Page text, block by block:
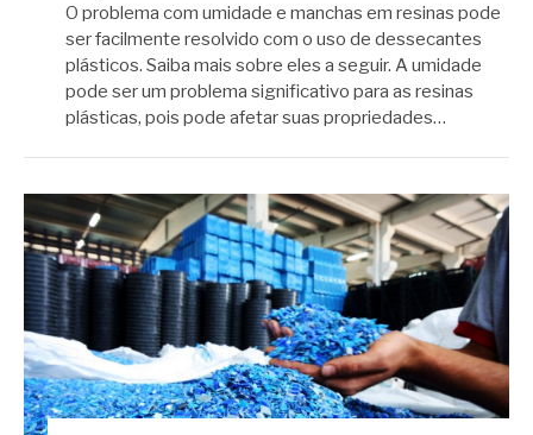
O problema com umidade e manchas em resinas pode
ser facilmente resolvido com o uso de dessecantes
plásticos. Saiba mais sobre eles a seguir. A umidade
pode ser um problema significativo para as resinas
plásticas, pois pode afetar suas propriedades…